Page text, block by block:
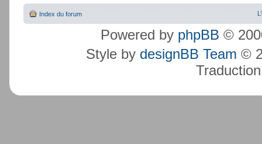
Index du forum
Powered by phpBB ©
Style by designBB Team ©